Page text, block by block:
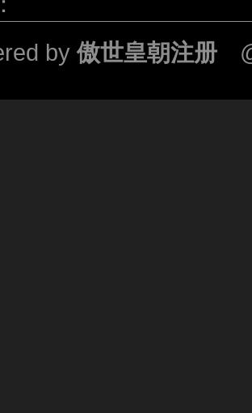
by 傲世皇朝注册